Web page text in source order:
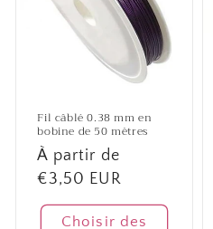
Fil câblé 0.38 mm en
bobine de 50 mètres
Prix
habituel
À partir de
€3,50 EUR
Choisir des